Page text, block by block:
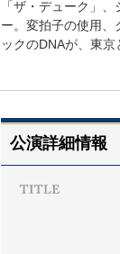
「ザ・デューク」
ー。変拍子の使用
ックのDNAが、東京
公演詳細情報